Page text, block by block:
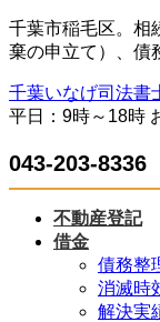
コ
ン
ン
ツ
ス
キ
ナ
ビ
ー
シ
ン
に
千葉市稲毛区。相
棄の申立て）、債
千葉いなげ司法書
平日：9時～18時
043-203-8336
不動産登記
借金
債務整
消滅時
解決実